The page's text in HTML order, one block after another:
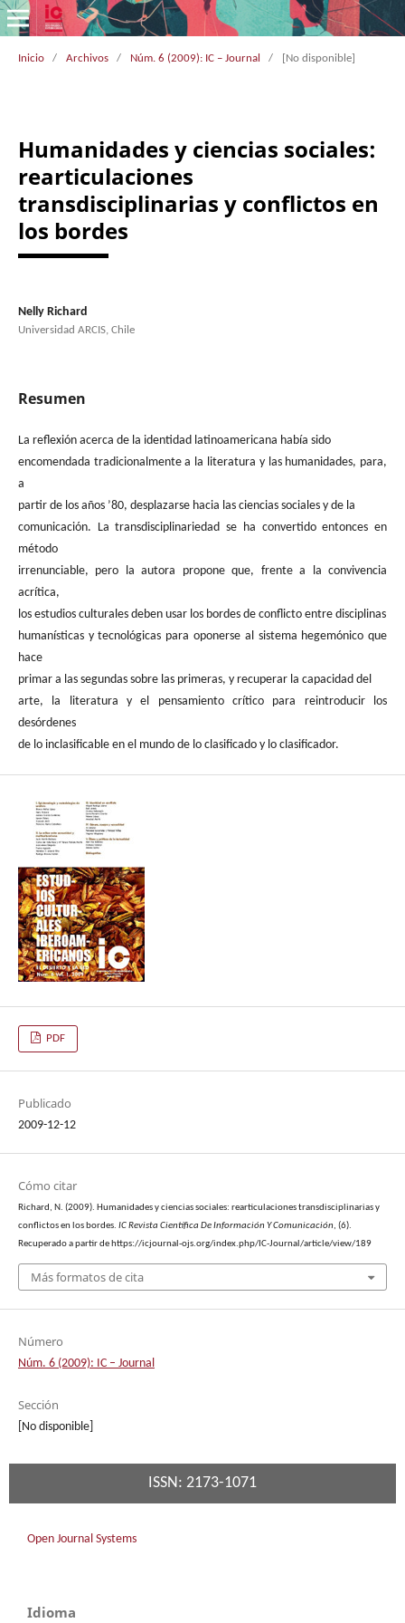
Inicio / Archivos / Núm. 6 (2009): IC – Journal / [No disponible]
Humanidades y ciencias sociales:
rearticulaciones
transdisciplinarias y conflictos en
los bordes
Nelly Richard
Universidad ARCIS, Chile
Resumen
La reflexión acerca de la identidad latinoamericana había sido
encomendada tradicionalmente a la literatura y las humanidades, para,
a
partir de los años ’80, desplazarse hacia las ciencias sociales y de la
comunicación. La transdisciplinariedad se ha convertido entonces en
método
irrenunciable, pero la autora propone que, frente a la convivencia
acrítica,
los estudios culturales deben usar los bordes de conflicto entre disciplinas
humanísticas y tecnológicas para oponerse al sistema hegemónico que
hace
primar a las segundas sobre las primeras, y recuperar la capacidad del
arte, la literatura y el pensamiento crítico para reintroducir los
desórdenes
de lo inclasificable en el mundo de lo clasificado y lo clasificador.
PDF
Publicado
2009-12-12
Cómo citar
Richard, N. (2009). Humanidades y ciencias sociales: rearticulaciones transdisciplinarias y
conflictos en los bordes. IC Revista Científica De Información Y Comunicación, (6).
Recuperado a partir de https://icjournal-ojs.org/index.php/IC-Journal/article/view/189
Más formatos de cita
Número
Núm. 6 (2009): IC – Journal
Sección
[No disponible]
ISSN: 2173-1071
Open Journal Systems
Idioma